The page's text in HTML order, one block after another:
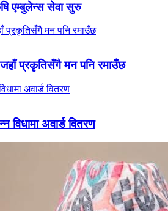
एम्बुलेन्स सेवा सुरु
प्रकृतिसँगै मन पनि रमाउँछ
विधामा अवार्ड वितरण